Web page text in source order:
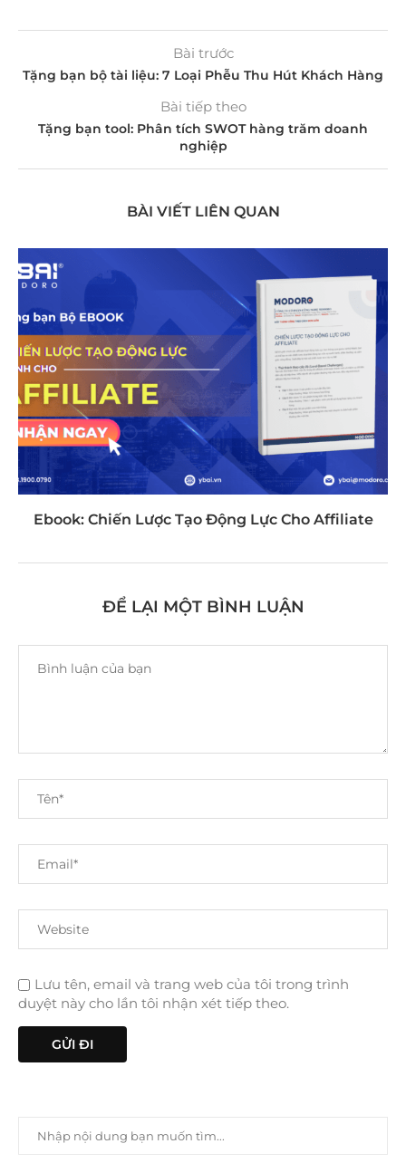
Bài trước
Tặng bạn bộ tài liệu: 7 Loại Phễu Thu Hút Khách Hàng
Bài tiếp theo
Tặng bạn tool: Phân tích SWOT hàng trăm doanh
nghiệp
BÀI VIẾT LIÊN QUAN
Ebook: Chiến Lược Tạo Động Lực Cho Affiliate
ĐỂ LẠI MỘT BÌNH LUẬN
Lưu tên, email và trang web của tôi trong trình
duyệt này cho lần tôi nhận xét tiếp theo.